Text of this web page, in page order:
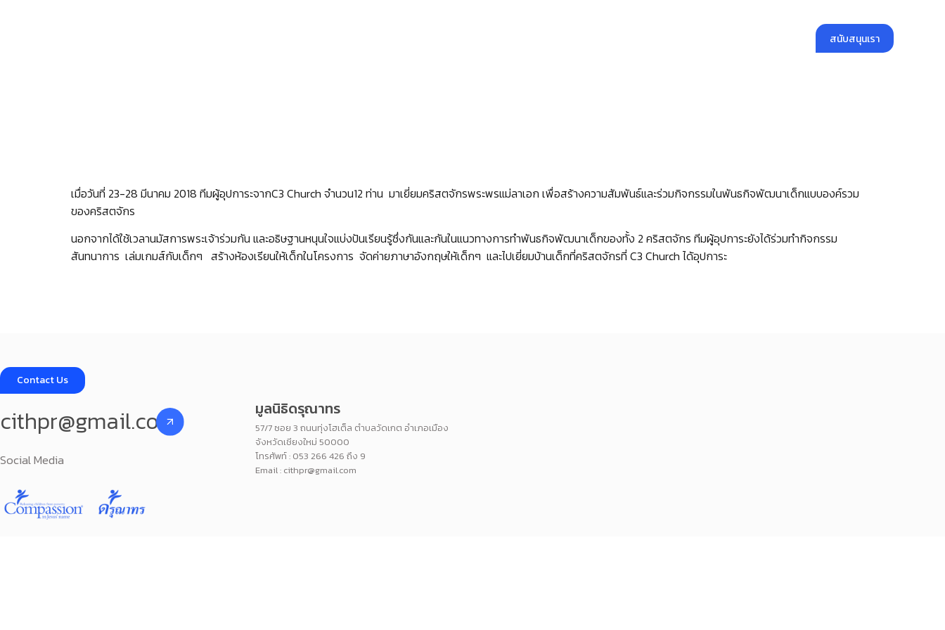
สนับสนุนเรา
เมื่อวันที่ 23-28 มีนาคม 2018 ทีมผู้อุปการะจากC3 Church จำนวน12 ท่าน มาเยี่ยมคริสตจักรพระพรแม่ลาเอก เพื่อสร้างความสัมพันธ์และร่วมกิจกรรมในพันธกิจพัฒนาเด็กแบบองค์รวม
ของคริสตจักร
นอกจากได้ใช้เวลานมัสการพระเจ้าร่วมกัน และอธิษฐานหนุนใจแบ่งปันเรียนรู้ซึ่งกันและกันในแนวทางการทำพันธกิจพัฒนาเด็กของทั้ง 2 คริสตจักร ทีมผู้อุปการะยังได้ร่วมทำกิจกรรม
สันทนาการ เล่มเกมส์กับเด็กๆ สร้างห้องเรียนให้เด็กในโครงการ จัดค่ายภาษาอังกฤษให้เด็กๆ และไปเยี่ยมบ้านเด็กที่คริสตจักรที่ C3 Church ได้อุปการะ
Contact Us
cithpr@gmail.com
Social Media
มูลนิธิดรุณาทร
57/7 ซอย 3 ถนนทุ่งโฮเต็ล ตำบลวัดเกต อำเภอเมือง
จังหวัดเชียงใหม่ 50000
โทรศัพท์ : 053 266 426 ถึง 9
Email : cithpr@gmail.com